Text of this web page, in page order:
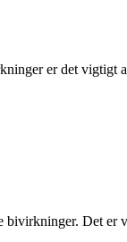
er det vigtigt
Det er